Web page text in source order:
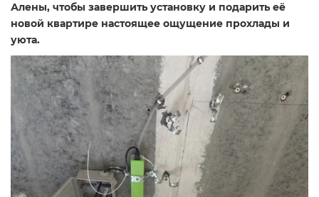
Алены, чтобы завершить установку и подарить её
новой квартире настоящее ощущение прохлады и
уюта.